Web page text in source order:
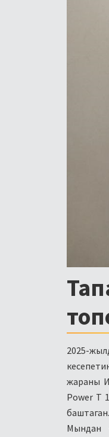
2025-
жараны
Power Т
баштаган.
Мындан